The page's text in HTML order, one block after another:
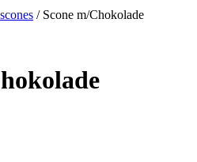
/ Scone m/Chokolade